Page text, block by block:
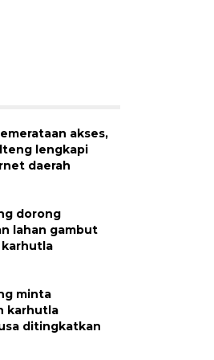
akses,
lengkapi
daerah
dorong
lahan gambut
minta
karhutla
ditingkatkan